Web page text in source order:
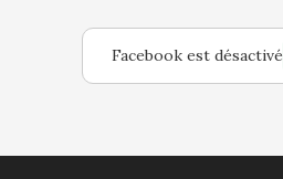
Facebook est désactivé